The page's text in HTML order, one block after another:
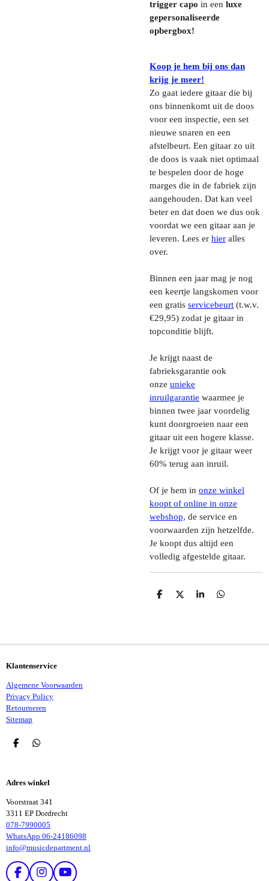
trigger capo in een luxe
gepersonaliseerde
opbergbox!
Koop je hem bij ons dan
krijg je meer!
Zo gaat iedere gitaar die bij
ons binnenkomt uit de doos
voor een inspectie, een set
nieuwe snaren en een
afstelbeurt. Een gitaar zo uit
de doos is vaak niet optimaal
te bespelen door de hoge
marges die in de fabriek zijn
aangehouden. Dat kan veel
beter en dat doen we dus ook
voordat we een gitaar aan je
leveren. Lees er hier alles
over.
Binnen een jaar mag je nog
een keertje langskomen voor
een gratis servicebeurt (t.w.v.
€29,95) zodat je gitaar in
topconditie blijft.
Je krijgt naast de
fabrieksgarantie ook
onze unieke
inruilgarantie waarmee je
binnen twee jaar voordelig
kunt doorgroeien naar een
gitaar uit een hogere klasse.
Je krijgt voor je gitaar weer
60% terug aan inruil.
Of je hem in onze winkel
koopt of online in onze
webshop, de service en
voorwaarden zijn hetzelfde.
Je koopt dus altijd een
volledig afgestelde gitaar.
D
D
S
D
Klantenservice
Algemene Voorwaarden
Privacy Policy
Retourneren
Sitemap
D
N
D
N
Adres winkel
Voorstraat 341
3311 EP Dordrecht
078-7990005
WhatsApp 06-24186098
info@musicdepartment.nl
F
I
Y